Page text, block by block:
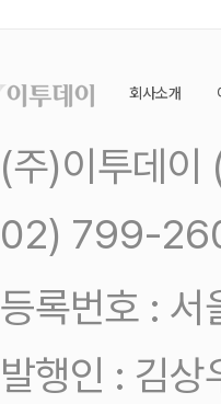
회사소개
(주)이투데
02) 799-
등록번호 :
발행인 : 김